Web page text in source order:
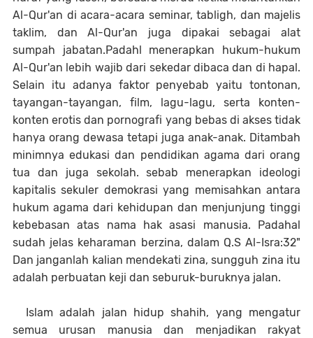
Al-Qur'an di acara-acara seminar, tabligh, dan majelis
taklim, dan Al-Qur'an juga dipakai sebagai alat
sumpah jabatan.Padahl menerapkan hukum-hukum
Al-Qur'an lebih wajib dari sekedar dibaca dan di hapal.
Selain itu adanya faktor penyebab yaitu tontonan,
tayangan-tayangan, film, lagu-lagu, serta konten-
konten erotis dan pornografi yang bebas di akses tidak
hanya orang dewasa tetapi juga anak-anak. Ditambah
minimnya edukasi dan pendidikan agama dari orang
tua dan juga sekolah. sebab menerapkan ideologi
kapitalis sekuler demokrasi yang memisahkan antara
hukum agama dari kehidupan dan menjunjung tinggi
kebebasan atas nama hak asasi manusia. Padahal
sudah jelas keharaman berzina, dalam Q.S Al-Isra:32"
Dan janganlah kalian mendekati zina, sungguh zina itu
adalah perbuatan keji dan seburuk-buruknya jalan.
Islam adalah jalan hidup shahih, yang mengatur
semua urusan manusia dan menjadikan rakyat